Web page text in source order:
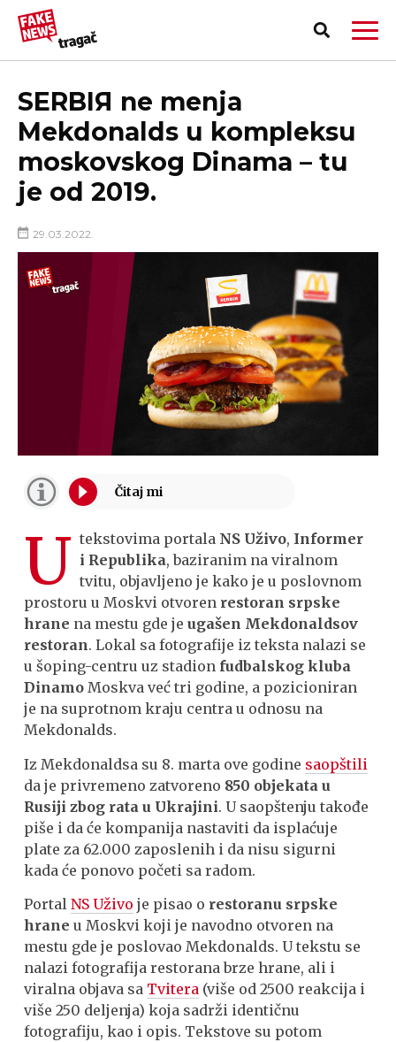
PRIJAVI LAŽNU VEST!
SERBIЯ ne menja
Mekdonalds u kompleksu
moskovskog Dinama – tu
je od 2019.
29.03.2022.
U tekstovima portala NS Uživo, Informer
i Republika, baziranim na viralnom
tvitu, objavljeno je kako je u poslovnom
prostoru u Moskvi otvoren restoran srpske
hrane na mestu gde jeugašen Mekdonaldsov
restoran. Lokal sa fotografije iz teksta nalazi se
u šoping-centru uz stadion fudbalskog kluba
Dinamo Moskva već tri godine, a pozicioniran
je na suprotnom kraju centra u odnosu na
Mekdonalds.
Iz Mekdonaldsa su 8. marta ove godine saopštili
da je privremeno zatvoreno 850 objekata u
Rusiji zbog rata u Ukrajini. U saopštenju takođe
piše i da će kompanija nastaviti da isplaćuje
plate za 62.000 zaposlenih i da nisu sigurni
kada će ponovo početi sa radom.
PortalNS Uživo je pisao o restoranu srpske
hrane u Moskvi koji je navodno otvoren na
mestu gde je poslovao Mekdonalds. U tekstu se
nalazi fotografija restorana brze hrane, ali i
viralna objava sa Tvitera (više od 2500 reakcija i
više 250 deljenja) koja sadrži identičnu
fotografiju, kao i opis. Tekstove su potom